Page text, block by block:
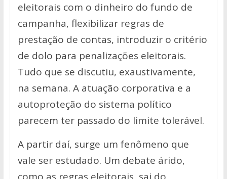
eleitorais com o dinheiro do fundo de
campanha, flexibilizar regras de
prestação de contas, introduzir o critério
de dolo para penalizações eleitorais.
Tudo que se discutiu, exaustivamente,
na semana. A atuação corporativa e a
autoproteção do sistema político
parecem ter passado do limite tolerável.
A partir daí, surge um fenômeno que
vale ser estudado. Um debate árido,